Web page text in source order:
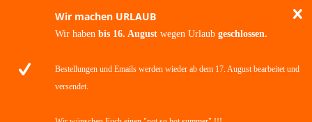
Wir machen URLAUB
Wir haben bis 16. August wegen Urlaub geschlossen.
Bestellungen und Emails werden wieder ab dem 17. August bearbeitet und
versendet.